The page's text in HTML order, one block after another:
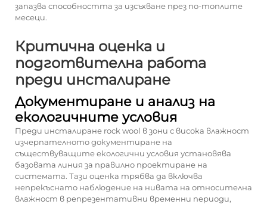
запазва способността за изсъхване през по-топлите
месеци.
Критична оценка и
подготвителна работа
преди инсталиране
Документиране и анализ на
екологичните условия
Преди инсталиране rock wool в зони с висока влажност
изчерпателното документиране на
съществуващите екологични условия установява
базовата линия за правилно проектиране на
системата. Тази оценка трябва да включва
непрекъснато наблюдение на нивата на относителна
влажност в репрезентативни временни периоди,